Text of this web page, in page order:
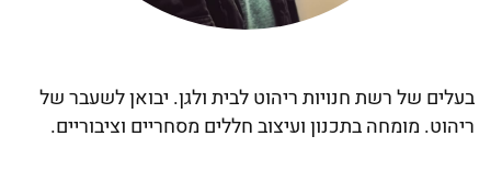
בעלים של רשת חנויות ריהוט לבית ולגן. יבואן לשעבר של
ריהוט. מומחה בתכנון ועיצוב חללים מסחריים וציבוריים.